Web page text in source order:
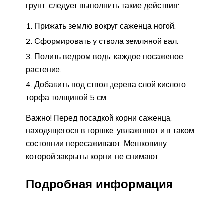
грунт, следует выполнить такие действия:
Прижать землю вокруг саженца ногой.
Сформировать у ствола земляной вал.
Полить ведром воды каждое посаженое
растение.
Добавить под ствол дерева слой кислого
торфа толщиной 5 см.
Важно! Перед посадкой корни саженца,
находящегося в горшке, увлажняют и в таком
состоянии пересаживают. Мешковину,
которой закрыты корни, не снимают
Подробная информация